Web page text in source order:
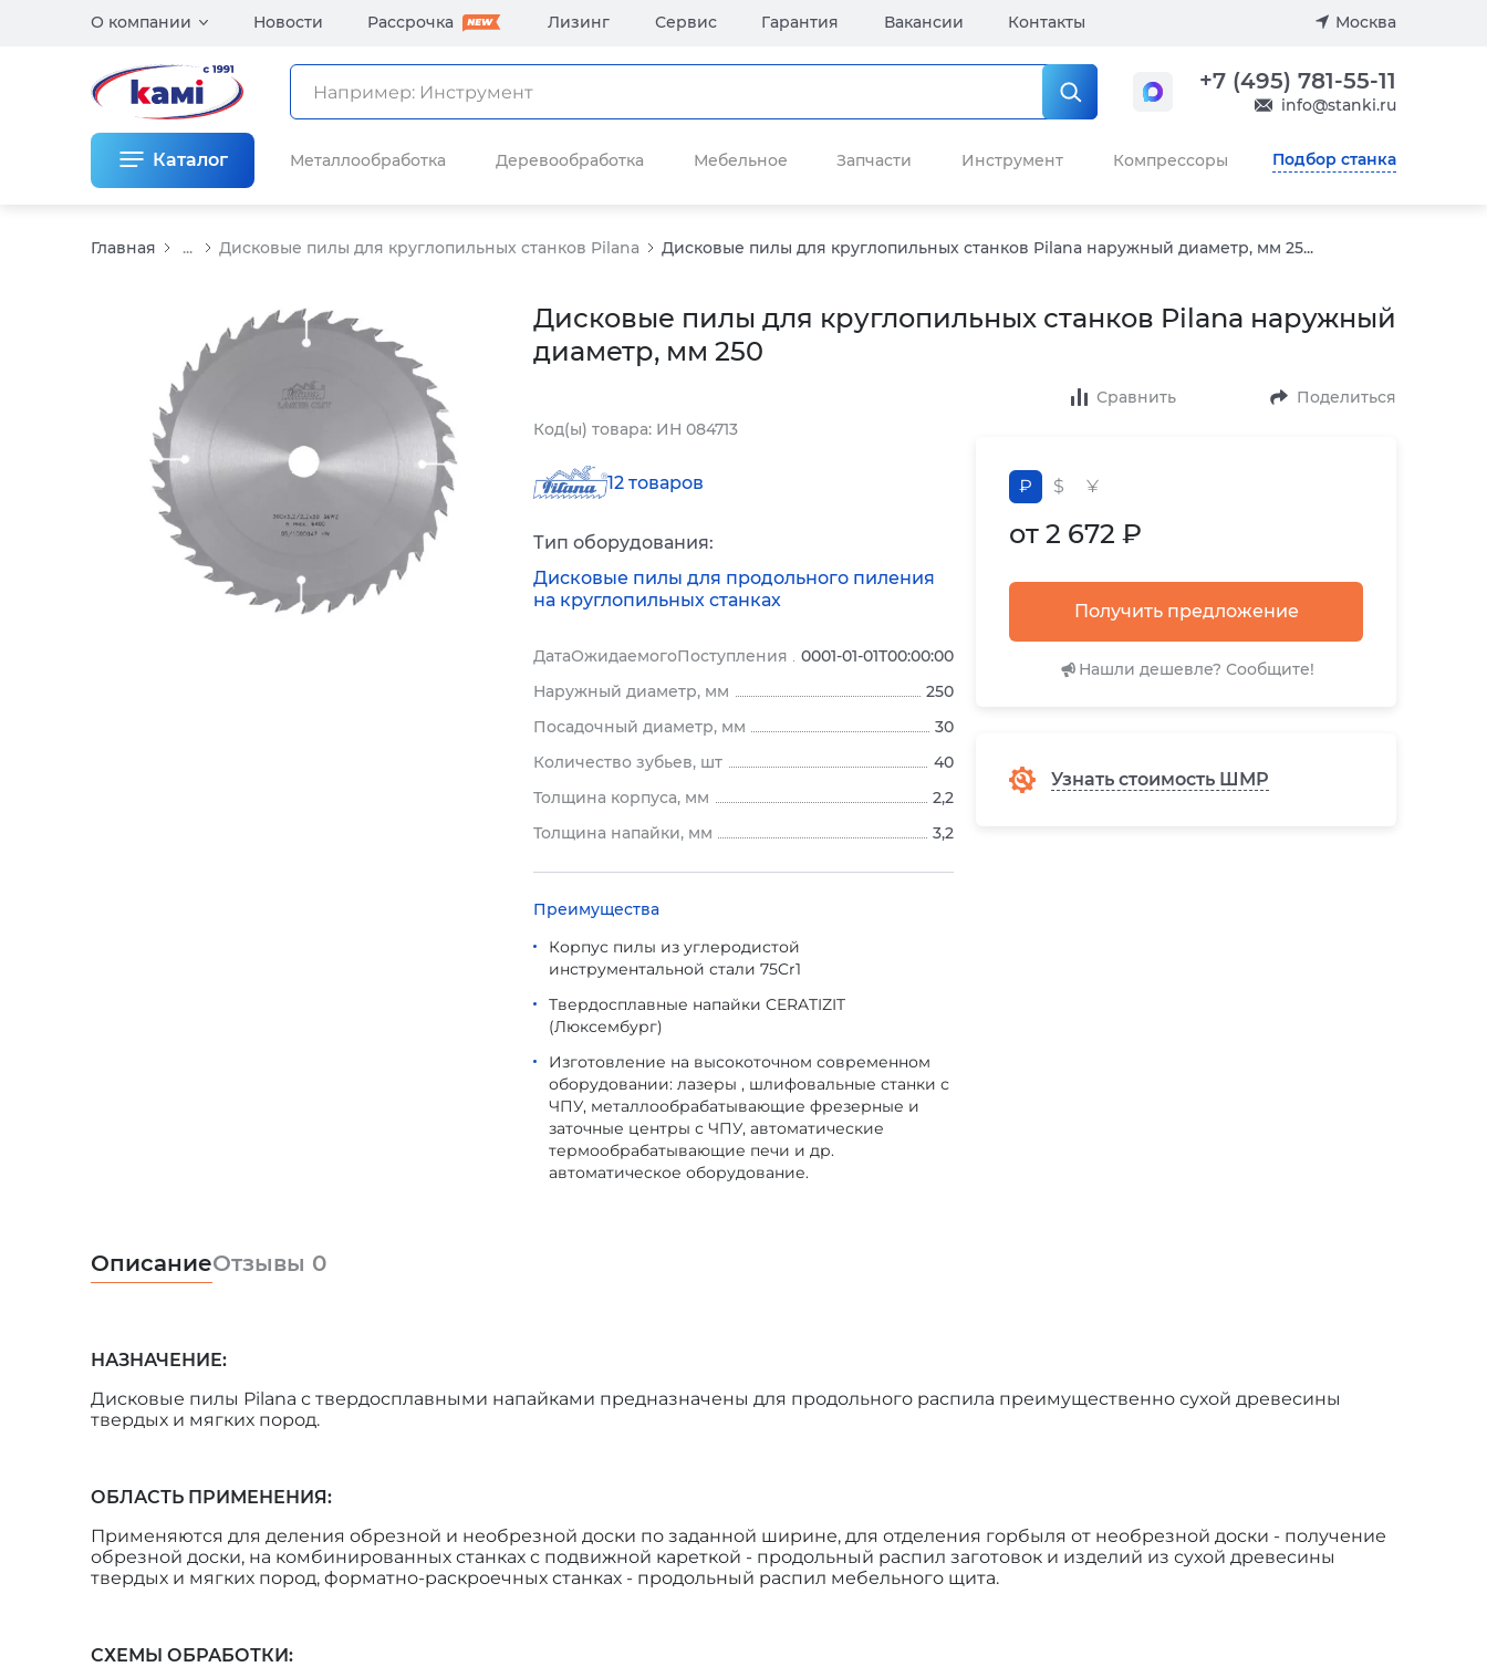
О компании Новости Рассрочка Лизинг Сервис Гарантия Вакансии Контакты Москва
+7 (495) 781-55-11
info@stanki.ru
Каталог Металлообработка Деревообработка Мебельное Запчасти Инструмент Компрессоры Подбор станка
Главная ... Дисковые пилы для круглопильных станков Pilana Дисковые пилы для круглопильных станков Pilana наружный диаметр, мм 25...
Дисковые пилы для круглопильных станков Pilana наружный
диаметр, мм 250
Код(ы) товара: ИН 084713
Сравнить Поделиться
₽ $ ¥
от 2 672 ₽
Получить предложение
Нашли дешевле? Сообщите!
Узнать стоимость ШМР
12 товаров
Тип оборудования:
Дисковые пилы для продольного пиления
на круглопильных станках
ДатаОжидаемогоПоступления
0001-01-01T00:00:00
Наружный диаметр, мм
250
Посадочный диаметр, мм
30
Количество зубьев, шт
40
Толщина корпуса, мм
2,2
Толщина напайки, мм
3,2
Преимущества
Корпус пилы из углеродистой
инструментальной стали 75Cr1
Твердосплавные напайки CERATIZIT
(Люксембург)
Изготовление на высокоточном современном
оборудовании: лазеры , шлифовальные станки с
ЧПУ, металлообрабатывающие фрезерные и
заточные центры с ЧПУ, автоматические
термообрабатывающие печи и др.
автоматическое оборудование.
ОписаниеОтзывы 0
НАЗНАЧЕНИЕ:
Дисковые пилы Pilana с твердосплавными напайками предназначены для продольного распила преимущественно сухой древесины
твердых и мягких пород.
ОБЛАСТЬ ПРИМЕНЕНИЯ:
Применяются для деления обрезной и необрезной доски по заданной ширине, для отделения горбыля от необрезной доски - получение
обрезной доски, на комбинированных станках с подвижной кареткой - продольный распил заготовок и изделий из сухой древесины
твердых и мягких пород, форматно-раскроечных станках - продольный распил мебельного щита.
СХЕМЫ ОБРАБОТКИ: